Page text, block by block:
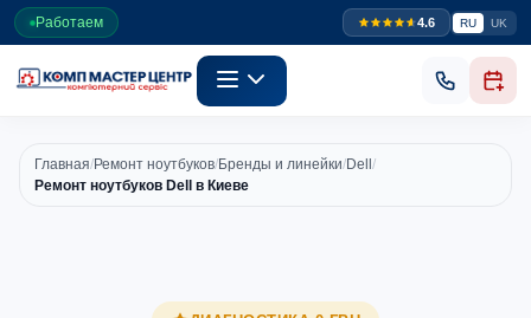
Работаем 4.6 RU UK
Главная/Ремонт ноутбуков/Бренды и линейки/Dell /
Ремонт ноутбуков Dell в Киеве